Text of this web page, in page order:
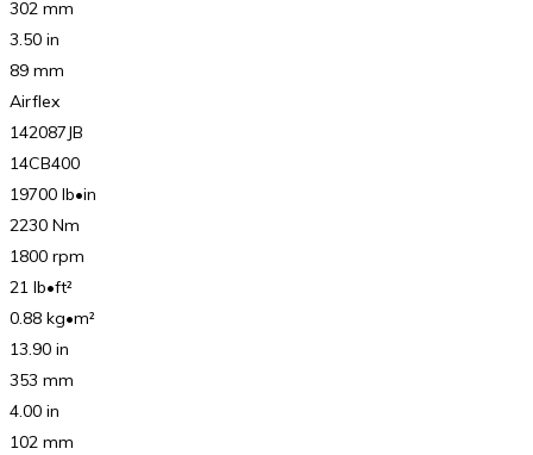
302 mm
3.50 in
89 mm
Airflex
142087JB
14CB400
19700 lb•in
2230 Nm
1800 rpm
21 lb•ft²
0.88 kg•m²
13.90 in
353 mm
4.00 in
102 mm